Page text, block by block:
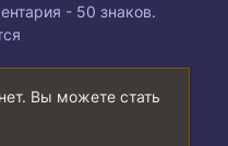
- 50 знаков.
Вы можете стать